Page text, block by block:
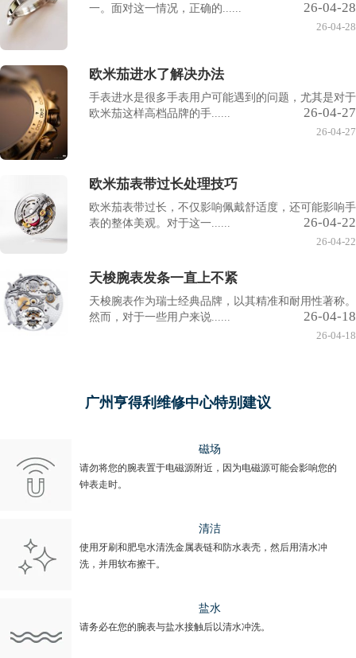
一。面对这一情况，正确的......
26-04-28
26-04-28
欧米茄进水了解决办法
手表进水是很多手表用户可能遇到的问题，尤其是对于
欧米茄这样高档品牌的手......
26-04-27
26-04-27
欧米茄表带过长处理技巧
欧米茄表带过长，不仅影响佩戴舒适度，还可能影响手
表的整体美观。对于这一......
26-04-22
26-04-22
天梭腕表发条一直上不紧
天梭腕表作为瑞士经典品牌，以其精准和耐用性著称。
然而，对于一些用户来说......
26-04-18
26-04-18
广州亨得利维修中心特别建议
磁场
请勿将您的腕表置于电磁源附近，因为电磁源可能会影响您的
钟表走时。
清洁
使用牙刷和肥皂水清洗金属表链和防水表壳，然后用清水冲
洗，并用软布擦干。
盐水
请务必在您的腕表与盐水接触后以清水冲洗。